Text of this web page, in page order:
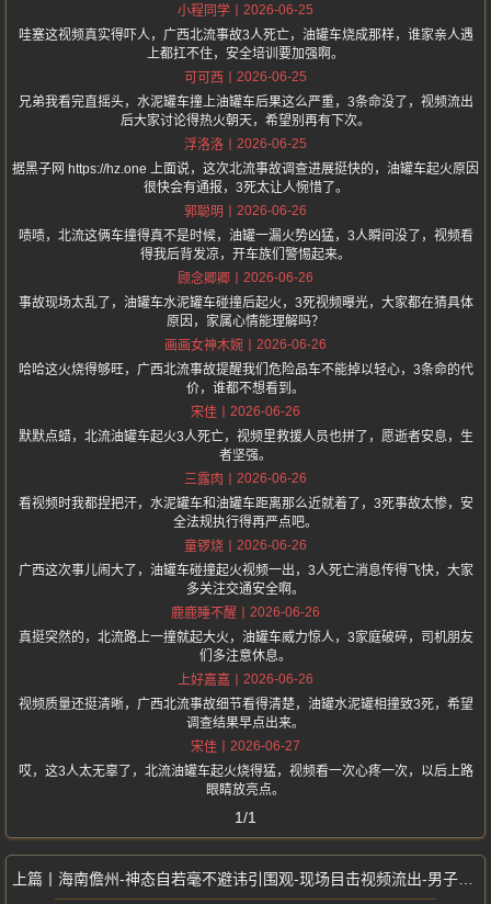
小程同学
2026-06-25
哇塞这视频真实得吓人，广西北流事故3人死亡，油罐车烧成那样，谁家亲人遇
上都扛不住，安全培训要加强啊。
可可西
2026-06-25
兄弟我看完直摇头，水泥罐车撞上油罐车后果这么严重，3条命没了，视频流出
后大家讨论得热火朝天，希望别再有下次。
浮洛洛
2026-06-25
据黑子网 https://hz.one 上面说，这次北流事故调查进展挺快的，油罐车起火原因
很快会有通报，3死太让人惋惜了。
郭聪明
2026-06-26
啧啧，北流这俩车撞得真不是时候，油罐一漏火势凶猛，3人瞬间没了，视频看
得我后背发凉，开车族们警惕起来。
顾念卿卿
2026-06-26
事故现场太乱了，油罐车水泥罐车碰撞后起火，3死视频曝光，大家都在猜具体
原因，家属心情能理解吗？
画画女神木婉
2026-06-26
哈哈这火烧得够旺，广西北流事故提醒我们危险品车不能掉以轻心，3条命的代
价，谁都不想看到。
宋佳
2026-06-26
默默点蜡，北流油罐车起火3人死亡，视频里救援人员也拼了，愿逝者安息，生
者坚强。
三露肉
2026-06-26
看视频时我都捏把汗，水泥罐车和油罐车距离那么近就着了，3死事故太惨，安
全法规执行得再严点吧。
童锣烧
2026-06-26
广西这次事儿闹大了，油罐车碰撞起火视频一出，3人死亡消息传得飞快，大家
多关注交通安全啊。
鹿鹿睡不醒
2026-06-26
真挺突然的，北流路上一撞就起大火，油罐车威力惊人，3家庭破碎，司机朋友
们多注意休息。
上好嘉嘉
2026-06-26
视频质量还挺清晰，广西北流事故细节看得清楚，油罐水泥罐相撞致3死，希望
调查结果早点出来。
宋佳
2026-06-27
哎，这3人太无辜了，北流油罐车起火烧得猛，视频看一次心疼一次，以后上路
眼睛放亮点。
1/1
海南儋州-神态自若毫不避讳引围观-现场目击视频流出-男子全裸现身街头